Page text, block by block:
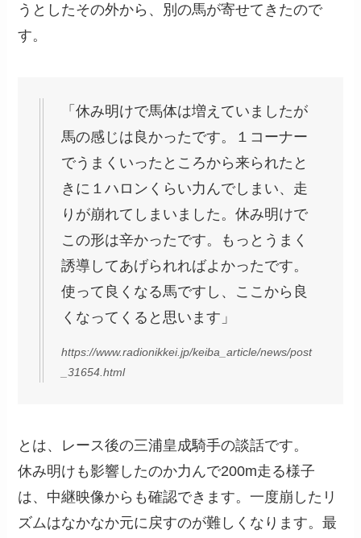
うとしたその外から、別の馬が寄せてきたので
す。
「休み明けで馬体は増えていましたが
馬の感じは良かったです。１コーナー
でうまくいったところから来られたと
きに１ハロンくらい力んでしまい、走
りが崩れてしまいました。休み明けで
この形は辛かったです。もっとうまく
誘導してあげられればよかったです。
使って良くなる馬ですし、ここから良
くなってくると思います」
https://www.radionikkei.jp/keiba_article/news/post
_31654.html
とは、レース後の三浦皇成騎手の談話です。
休み明けも影響したのか力んで200m走る様子
は、中継映像からも確認できます。一度崩したリ
ズムはなかなか元に戻すのが難しくなります。最